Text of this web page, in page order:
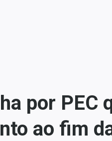
por PEC
ao fim